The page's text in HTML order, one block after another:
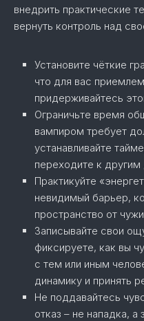
внедрить практические
вернуть контроль над
Установите чёткие
что для вас
придерживайтесь
Ограничьте время
вампиром требует
устанавливайте
переходите к другим
Практикуйте
невидимый барьер,
пространство от
Записывайте свои
фиксируете, как вы
с тем или иным
динамику и принять
Не поддавайтесь
отказ – не нападка,